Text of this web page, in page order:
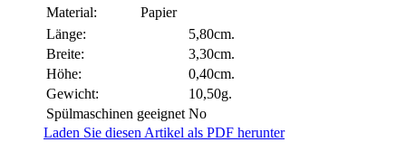
Material:
Papier
Länge:
5,80cm.
Breite:
3,30cm.
Höhe:
0,40cm.
Gewicht:
10,50g.
Spülmaschinen geeignet No
Laden Sie diesen Artikel als PDF herunter